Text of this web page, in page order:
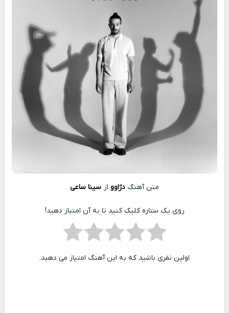
متن آهنگ دژاوو از سینا ساعی
روی یک ستاره کلیک کنید تا به آن امتیاز دهید!
اولین نفری باشید که به این آهنگ امتیاز می دهید.